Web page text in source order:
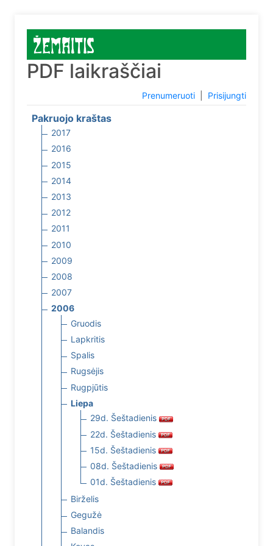
PDF laikraščiai
Prenumeruoti Prisijungti
Pakruojo kraštas
2017
2016
2015
2014
2013
2012
2011
2010
2009
2008
2007
2006
Gruodis
Lapkritis
Spalis
Rugsėjis
Rugpjūtis
Liepa
29d. Šeštadienis
22d. Šeštadienis
15d. Šeštadienis
08d. Šeštadienis
01d. Šeštadienis
Birželis
Gegužė
Balandis